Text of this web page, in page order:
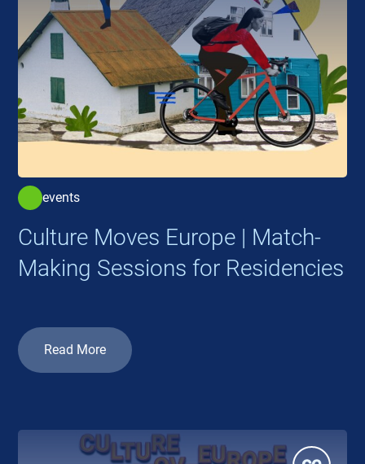
events
Culture Moves Europe | Match-
Making Sessions for Residencies
Read More